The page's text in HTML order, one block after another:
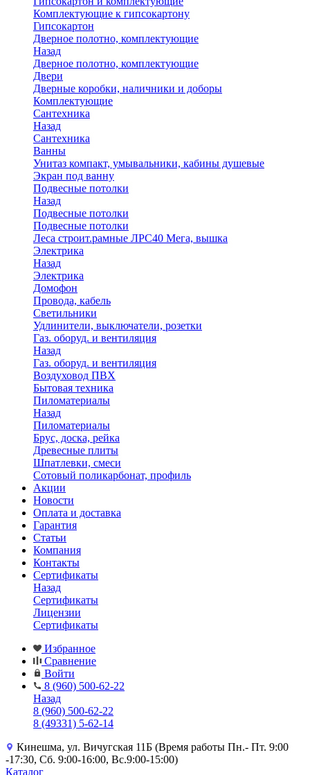
Комплектующие к гипсокартону
Гипсокартон
Дверное полотно, комплектующие
Назад
Дверное полотно, комплектующие
Двери
Дверные коробки, наличники и доборы
Комплектующие
Сантехника
Назад
Сантехника
Ванны
Унитаз компакт, умывальники, кабины душевые
Экран под ванну
Подвесные потолки
Назад
Подвесные потолки
Подвесные потолки
Леса строит.рамные ЛРС40 Мега, вышка
Электрика
Назад
Электрика
Домофон
Провода, кабель
Светильники
Удлинители, выключатели, розетки
Газ. оборуд. и вентиляция
Назад
Газ. оборуд. и вентиляция
Воздуховод ПВХ
Бытовая техника
Пиломатериалы
Назад
Пиломатериалы
Брус, доска, рейка
Древесные плиты
Шпатлевки, смеси
Сотовый поликарбонат, профиль
Акции
Новости
Оплата и доставка
Гарантия
Статьи
Компания
Контакты
Сертификаты
Назад
Сертификаты
Лицензии
Сертификаты
Избранное
Сравнение
Войти
8 (960) 500-62-22
Назад
8 (960) 500-62-22
8 (49331) 5-62-14
Кинешма, ул. Вичугская 11Б (Время работы Пн.- Пт. 9:00
-17:30, Сб. 9:00-16:00, Вс.9:00-15:00)
Каталог